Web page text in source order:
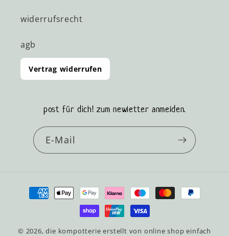
widerrufsrecht
agb
Vertrag widerrufen
post für dich! zum newletter anmelden.
E-Mail
Zahlungsmethoden
© 2026,die kompotterie erstellt von online shop einfach